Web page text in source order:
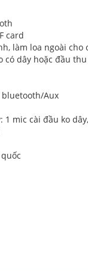
card
làm loa ngoài cho
có dây hoặc đầu
Aux
mic cài đầu ko